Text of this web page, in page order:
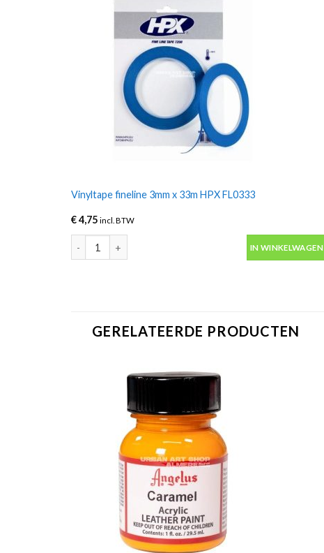
Vinyltape fineline 3mm x 33m HPX FL0333
€4,75 incl. BTW
Vinyltape fineline 3mm x 33m HPX FL0333 aantal
IN WINKELWAGEN
GERELATEERDE PRODUCTEN